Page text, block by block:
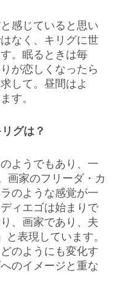
感じていると思い
なく、キリグに世
。眠るときは毎
が恋しくなったら
して。昼間はよ
す。
グは？
ようでもあり、一
画家のフリーダ・カ
のような感覚が一
ィエゴは始まりで
、画家であり、夫
表現しています。
のようにも変化す
のイメージと重な